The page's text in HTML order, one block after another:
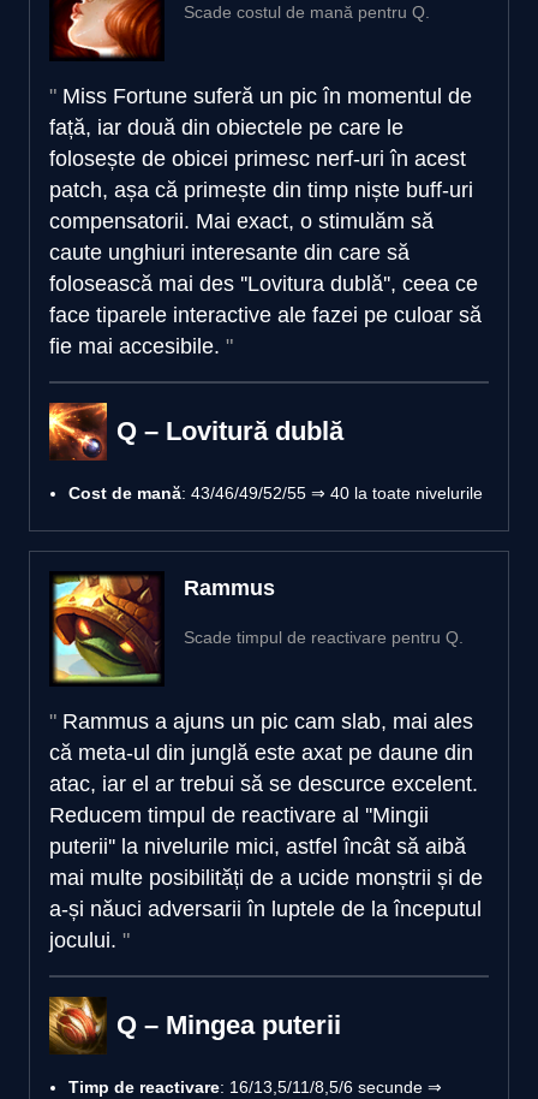
Scade costul de mană pentru Q.
Miss Fortune suferă un pic în momentul de
față, iar două din obiectele pe care le
folosește de obicei primesc nerf-uri în acest
patch, așa că primește din timp niște buff-uri
compensatorii. Mai exact, o stimulăm să
caute unghiuri interesante din care să
folosească mai des ''Lovitura dublă'', ceea ce
face tiparele interactive ale fazei pe culoar să
fie mai accesibile.
Q – Lovitură dublă
Cost de mană: 43/46/49/52/55 ⇒ 40 la toate nivelurile
Rammus
Scade timpul de reactivare pentru Q.
Rammus a ajuns un pic cam slab, mai ales
că meta-ul din junglă este axat pe daune din
atac, iar el ar trebui să se descurce excelent.
Reducem timpul de reactivare al ''Mingii
puterii'' la nivelurile mici, astfel încât să aibă
mai multe posibilități de a ucide monștrii și de
a-și năuci adversarii în luptele de la începutul
jocului.
Q – Mingea puterii
Timp de reactivare: 16/13,5/11/8,5/6 secunde ⇒